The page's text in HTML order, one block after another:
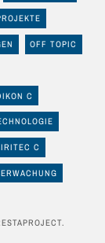
OFF TOPIC
C
C